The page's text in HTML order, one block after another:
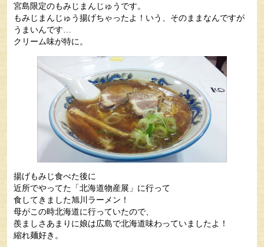
宮島限定のもみじまんじゅうです。
もみじまんじゅう揚げちゃったよ！いう、そのままなんですが
うまいんです…
クリーム味が特に。
揚げもみじ食べた後に
近所でやってた「北海道物産展」に行って
食してきました旭川ラーメン！
母がこの時北海道に行っていたので、
羨ましさあまりに娘は広島で北海道味わっていましたよ！
縮れ麺好き。